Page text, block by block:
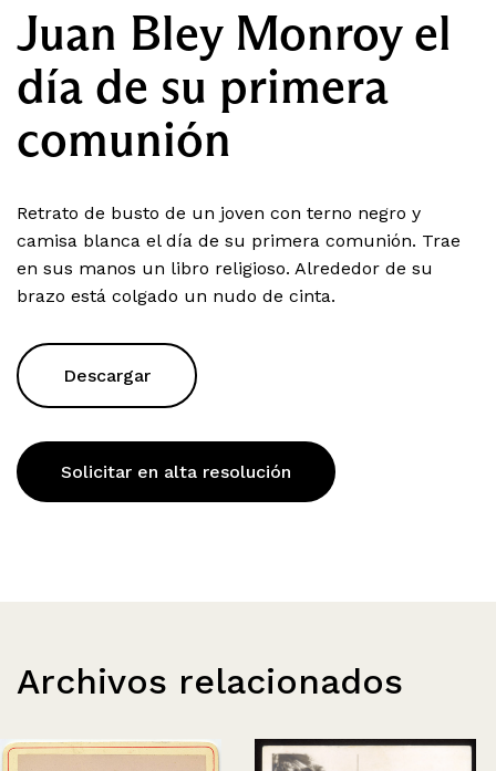
Juan Bley Monroy el
día de su primera
comunión
Retrato de busto de un joven con terno negro y
camisa blanca el día de su primera comunión. Trae
en sus manos un libro religioso. Alrededor de su
brazo está colgado un nudo de cinta.
Descargar
Solicitar en alta resolución
Archivos relacionados